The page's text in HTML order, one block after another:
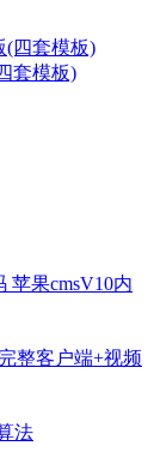
套模板)
苹果cmsV10内
整客户端+视频
法